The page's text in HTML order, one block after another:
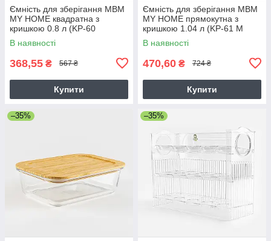
Ємність для зберігання МВМ
MY HOME квадратна з
кришкою 0.8 л (KP-60
MT/WOOD)
В наявності
368,55 ₴ 567 ₴
Купити
Ємність для зберігання МВМ
MY HOME прямокутна з
кришкою 1.04 л (KP-61 M
T/WOOD)
В наявності
470,60 ₴ 724 ₴
Купити
–35% –35%